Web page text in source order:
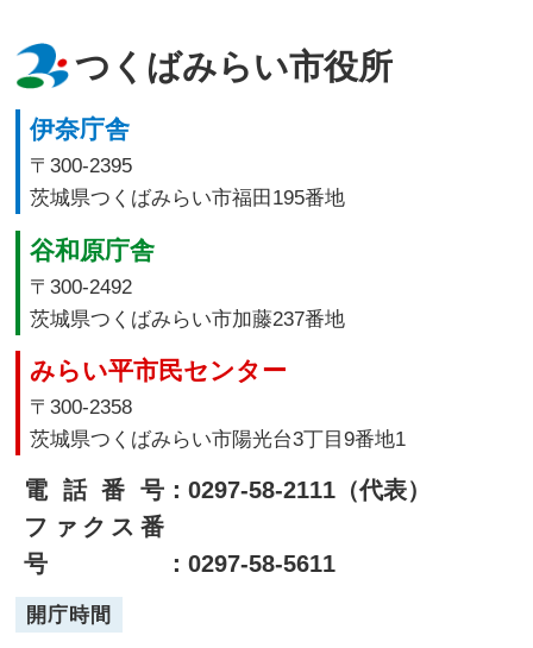
つくばみらい市役所
伊奈庁舎
〒300-2395
茨城県つくばみらい市福田195番地
谷和原庁舎
〒300-2492
茨城県つくばみらい市加藤237番地
みらい平市民センター
〒300-2358
茨城県つくばみらい市陽光台3丁目9番地1
電話番号：0297-58-2111（代表）
ファクス番
号
：0297-58-5611
開庁時間